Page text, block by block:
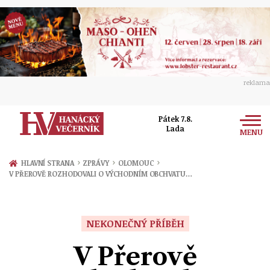
reklama
Pátek 7.8.
Lada
MENU
Zprávy
HLAVNÍ STRANA › ZPRÁVY › OLOMOUC ›
V PŘEROVĚ ROZHODOVALI O VÝCHODNÍM OBCHVATU…
NEKONEČNÝ PŘÍBĚH
V Přerově